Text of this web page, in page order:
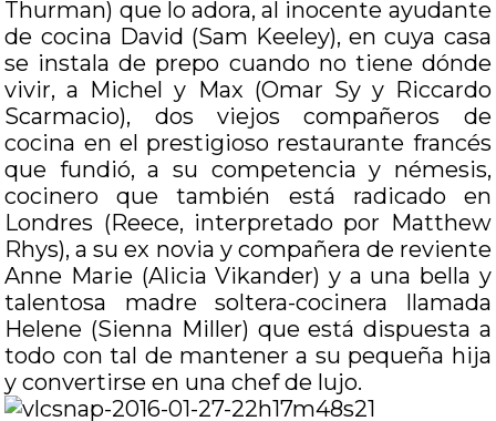
Thurman) que lo adora, al inocente ayudante
de cocina David (Sam Keeley), en cuya casa
se instala de prepo cuando no tiene dónde
vivir, a Michel y Max (Omar Sy y Riccardo
Scarmacio), dos viejos compañeros de
cocina en el prestigioso restaurante francés
que fundió, a su competencia y némesis,
cocinero que también está radicado en
Londres (Reece, interpretado por Matthew
Rhys), a su ex novia y compañera de reviente
Anne Marie (Alicia Vikander) y a una bella y
talentosa madre soltera-cocinera llamada
Helene (Sienna Miller) que está dispuesta a
todo con tal de mantener a su pequeña hija
y convertirse en una chef de lujo.